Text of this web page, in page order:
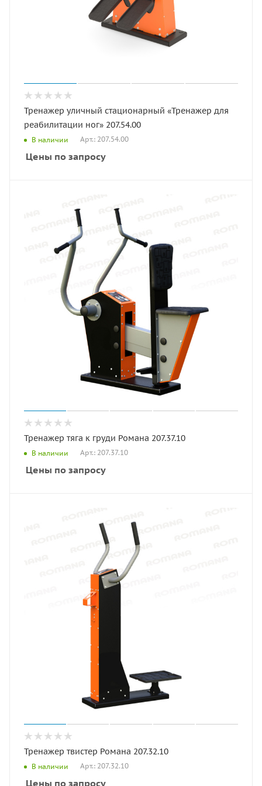
Тренажер уличный стационарный «Тренажер для
реабилитации ног» 207.54.00
В наличии Арт.: 207.54.00
Цены по запросу
Тренажер тяга к груди Романа 207.37.10
В наличии Арт.: 207.37.10
Цены по запросу
Тренажер твистер Романа 207.32.10
В наличии Арт.: 207.32.10
Цены по запросу